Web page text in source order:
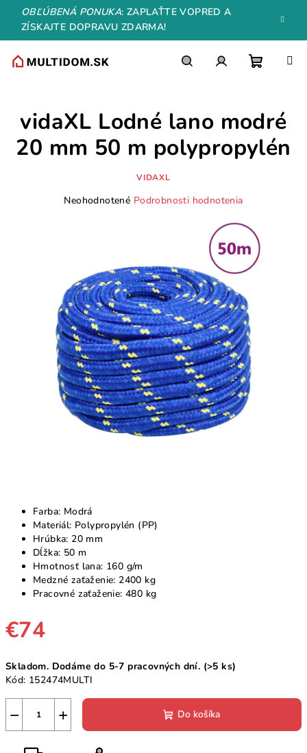
Prejsť
obsah
OBĽÚBENÁ PONUKA: ZAPLAŤTE VOPRED A
ZÍSKAJTE DOPRAVU ZDARMA!
košík
Farba: Modrá
Materiál: Polypropylén (PP)
Hrúbka: 20 mm
Dĺžka: 50 m
Hmotnosť lana: 160 g/m
Medzné zaťaženie: 2400 kg
Pracovné zaťaženie: 480 kg
€74
cena:
Skladom. Dodáme do 5-7 pracovných dní. (>5 ks)
Kód: 152474MULTI
+
− Do košíka
vidaXL Lodné lano modré
20 mm 50 m polypropylén
VIDAXL
Priemerné
hviezdičiek.
Neohodnotené Podrobnosti hodnotenia